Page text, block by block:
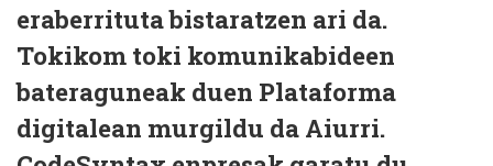
eraberrituta bistaratzen ari da.
Tokikom toki komunikabideen
bateraguneak duen Plataforma
digitalean murgildu da Aiurri.